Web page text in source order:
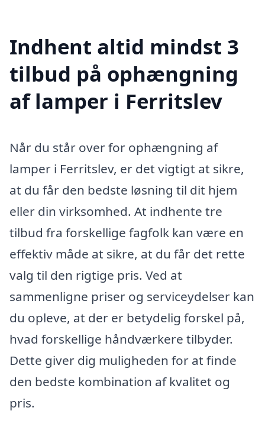
Indhent altid mindst 3
tilbud på ophængning
af lamper i Ferritslev
Når du står over for ophængning af
lamper i Ferritslev, er det vigtigt at sikre,
at du får den bedste løsning til dit hjem
eller din virksomhed. At indhente tre
tilbud fra forskellige fagfolk kan være en
effektiv måde at sikre, at du får det rette
valg til den rigtige pris. Ved at
sammenligne priser og serviceydelser kan
du opleve, at der er betydelig forskel på,
hvad forskellige håndværkere tilbyder.
Dette giver dig muligheden for at finde
den bedste kombination af kvalitet og
pris.